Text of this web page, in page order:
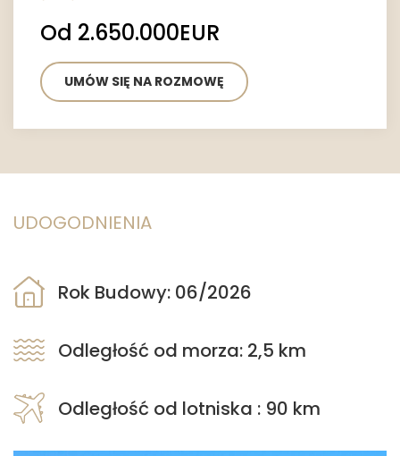
Od 2.650.000EUR
UMÓW SIĘ NA ROZMOWĘ
UDOGODNIENIA
Rok Budowy: 06/2026
Odległość od morza: 2,5 km
Odległość od lotniska : 90 km